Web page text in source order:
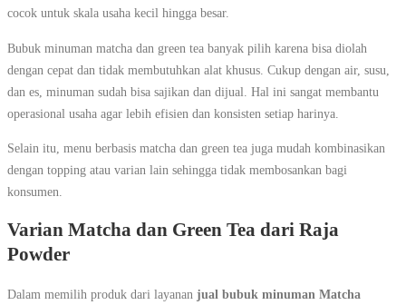
cocok untuk skala usaha kecil hingga besar.
Bubuk minuman matcha dan green tea banyak pilih karena bisa diolah
dengan cepat dan tidak membutuhkan alat khusus. Cukup dengan air, susu,
dan es, minuman sudah bisa sajikan dan dijual. Hal ini sangat membantu
operasional usaha agar lebih efisien dan konsisten setiap harinya.
Selain itu, menu berbasis matcha dan green tea juga mudah kombinasikan
dengan topping atau varian lain sehingga tidak membosankan bagi
konsumen.
Varian Matcha dan Green Tea dari Raja
Powder
Dalam memilih produk dari layanan jual bubuk minuman Matcha